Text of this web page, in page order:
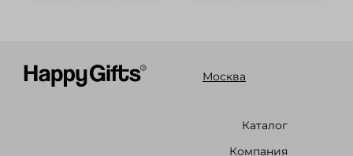
Москва
Каталог
Компания